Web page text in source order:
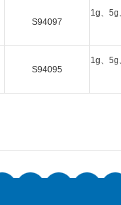
S94097
1g、
S94095
1g、